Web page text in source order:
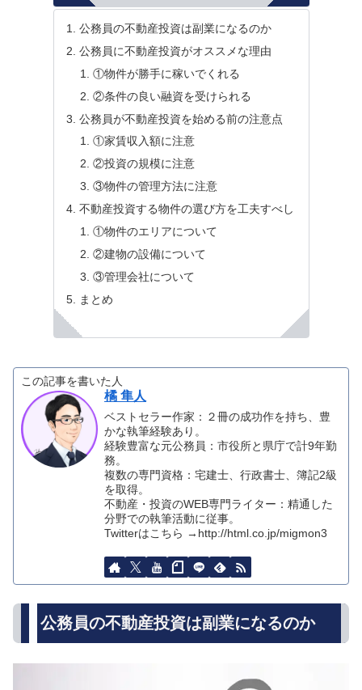
公務員の不動産投資は副業になるのか
公務員に不動産投資がオススメな理由
①物件が勝手に稼いでくれる
②条件の良い融資を受けられる
公務員が不動産投資を始める前の注意点
①家賃収入額に注意
②投資の規模に注意
③物件の管理方法に注意
不動産投資する物件の選び方を工夫すべし
①物件のエリアについて
②建物の設備について
③管理会社について
まとめ
この記事を書いた人
橘 隼人
ベストセラー作家：２冊の成功作を持ち、豊
かな執筆経験あり。
経験豊富な元公務員：市役所と県庁で計9年勤
務。
複数の専門資格：宅建士、行政書士、簿記2級
を取得。
不動産・投資のWEB専門ライター：精通した
分野での執筆活動に従事。
Twitterはこちら →http://html.co.jp/migmon3
公務員の不動産投資は副業になるのか